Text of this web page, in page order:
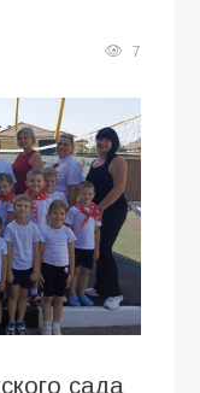
7
сада